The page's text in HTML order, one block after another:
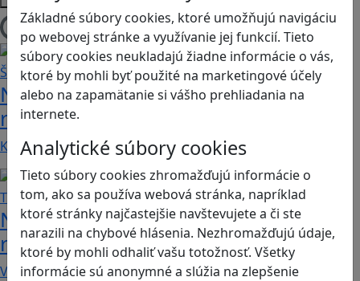
Základné súbory cookies, ktoré umožňujú navigáciu
po webovej stránke a využívanie jej funkcií. Tieto
súbory cookies neukladajú žiadne informácie o vás,
ktoré by mohli byť použité na marketingové účely
alebo na zapamätanie si vášho prehliadania na
internete.
Analytické súbory cookies
Tieto súbory cookies zhromažďujú informácie o
tom, ako sa používa webová stránka, napríklad
ktoré stránky najčastejšie navštevujete a či ste
narazili na chybové hlásenia. Nezhromažďujú údaje,
ktoré by mohli odhaliť vašu totožnosť. Všetky
informácie sú anonymné a slúžia na zlepšenie
Načítam blogy
Návod pre rodičov: Ako na výber
rodičovského zámku? Štvrtá časť
Kvalitné aplikácie, ktoré ponúkajú bezpečné…
Návod pre rodičov: Ako na výber
rodičovského zámku? Tretia časť
V obchode Play je možné nájsť veľké množstvo…